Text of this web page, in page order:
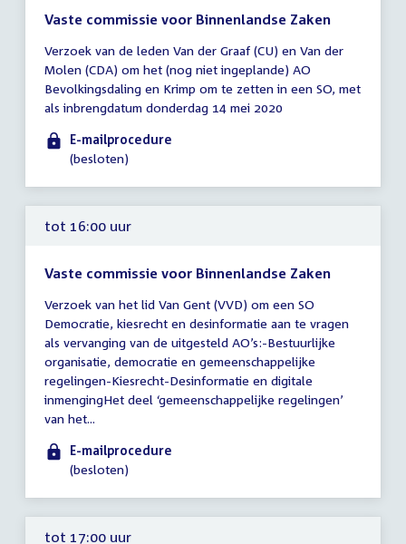
Vaste commissie voor Binnenlandse Zaken
vergadering
tot
16:00
uur
Verzoek van de leden Van der Graaf (CU) en Van der
Molen (CDA) om het (nog niet ingeplande) AO
Bevolkingsdaling en Krimp om te zetten in een SO, met
als inbrengdatum donderdag 14 mei 2020
E-mailprocedure
(besloten)
tot 16:00 uur
Vaste commissie voor Binnenlandse Zaken
vergadering
tot
16:00
uur
Verzoek van het lid Van Gent (VVD) om een SO
Democratie, kiesrecht en desinformatie aan te vragen
als vervanging van de uitgesteld AO’s:-Bestuurlijke
organisatie, democratie en gemeenschappelijke
regelingen-Kiesrecht-Desinformatie en digitale
inmengingHet deel ‘gemeenschappelijke regelingen’
van het...
E-mailprocedure
(besloten)
tot 17:00 uur